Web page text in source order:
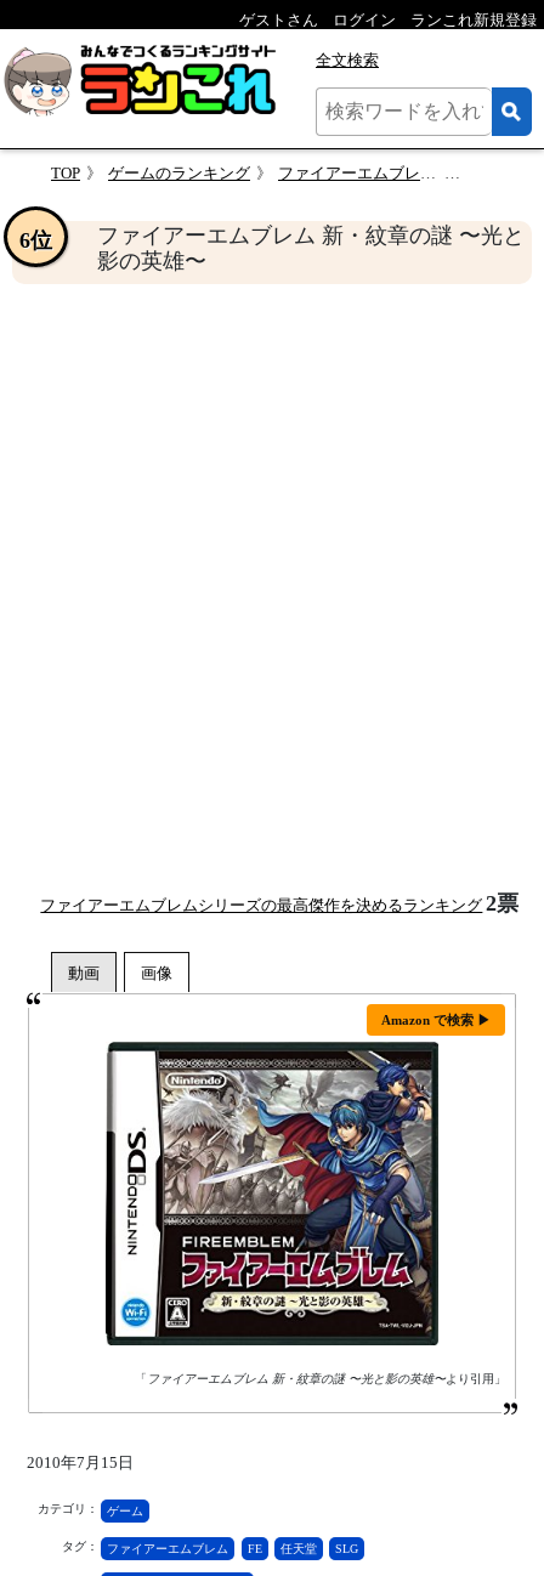
ゲストさん ログイン ランこれ新規登録
全文検索
TOP ゲームのランキング ファイアーエムブレムシリーズの最高傑作を決めるランキング
ファイアーエムブレム 新・紋章の謎 〜光と
影の英雄〜
6位
ファイアーエムブレムシリーズの最高傑作を決めるランキング 2票
Amazon で検索 ▶
「 ファイアーエムブレム 新・紋章の謎 〜光と影の英雄〜より引用」
2010年7月15日
カテゴリ： ゲーム
タグ： ファイアーエムブレム FE 任天堂 SLG